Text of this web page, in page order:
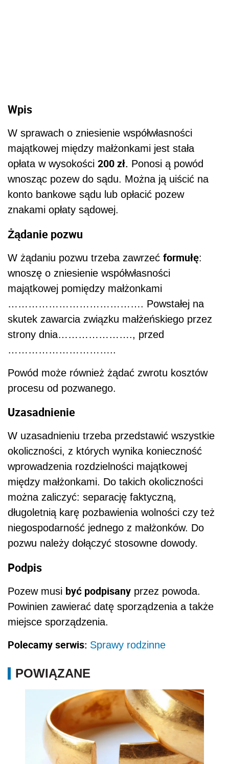
Wpis
W sprawach o zniesienie współwłasności
majątkowej między małżonkami jest stała
opłata w wysokości 200 zł. Ponosi ą powód
wnosząc pozew do sądu. Można ją uiścić na
konto bankowe sądu lub opłacić pozew
znakami opłaty sądowej.
Żądanie pozwu
W żądaniu pozwu trzeba zawrzeć formułę:
wnoszę o zniesienie współwłasności
majątkowej pomiędzy małżonkami
…………………………………. Powstałej na
skutek zawarcia związku małżeńskiego przez
strony dnia…………………., przed
…………………………..
Powód może również żądać zwrotu kosztów
procesu od pozwanego.
Uzasadnienie
W uzasadnieniu trzeba przedstawić wszystkie
okoliczności, z których wynika konieczność
wprowadzenia rozdzielności majątkowej
między małżonkami. Do takich okoliczności
można zaliczyć: separację faktyczną,
długoletnią karę pozbawienia wolności czy też
niegospodarność jednego z małżonków. Do
pozwu należy dołączyć stosowne dowody.
Podpis
Pozew musi być podpisany przez powoda.
Powinien zawierać datę sporządzenia a także
miejsce sporządzenia.
Polecamy serwis: Sprawy rodzinne
POWIĄZANE